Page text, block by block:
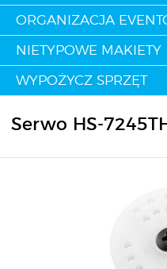
ORGANIZACJA
NIETYPOWE MAKIETY
WYPOŻYCZ SPRZĘT
Serwo HS-